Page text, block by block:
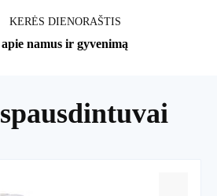
KERĖS DIENORAŠTIS
apie namus ir gyvenimą
spausdintuvai